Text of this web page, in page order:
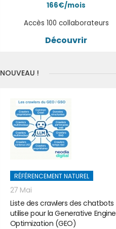
166€/mois
Accès 100 collaborateurs
Découvrir
NOUVEAU !
RÉFÉRENCEMENT NATUREL
27 Mai
Liste des crawlers des chatbots
utilise pour la Generative Engine
Optimization (GEO)